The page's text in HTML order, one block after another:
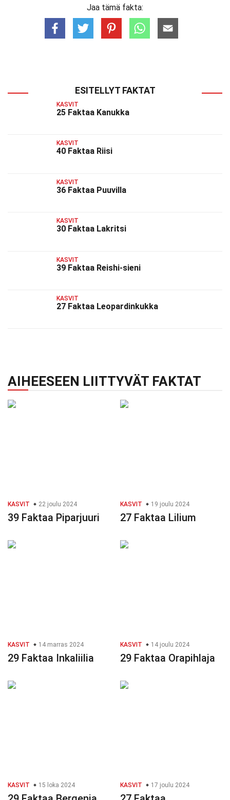
Jaa tämä fakta:
ESITELLYT FAKTAT
KASVIT
25 Faktaa Kanukka
KASVIT
40 Faktaa Riisi
KASVIT
36 Faktaa Puuvilla
KASVIT
30 Faktaa Lakritsi
KASVIT
39 Faktaa Reishi-sieni
KASVIT
27 Faktaa Leopardinkukka
AIHEESEEN LIITTYVÄT FAKTAT
KASVIT 22 joulu 2024
39 Faktaa Piparjuuri
KASVIT 19 joulu 2024
27 Faktaa Lilium
KASVIT 14 marras 2024
29 Faktaa Inkaliilia
KASVIT 14 joulu 2024
29 Faktaa Orapihlaja
KASVIT 15 loka 2024 KASVIT 17 joulu 2024